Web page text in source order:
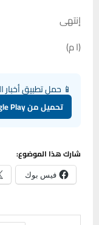
إنتهى
(ا م)
📱 حمل تطبيق أخبار
تحميل من Google Play
شارك هذا الموضوع:
فيس بوك